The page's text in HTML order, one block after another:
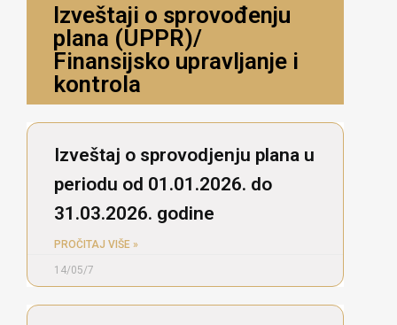
Izveštaji o sprovođenju
plana (UPPR)/
Finansijsko upravljanje i
kontrola
​Izveštaj o sprovodjenju plana u
periodu od 01.01.2026. do
31.03.2026. godine
PROČITAJ VIŠE »
14/05/7